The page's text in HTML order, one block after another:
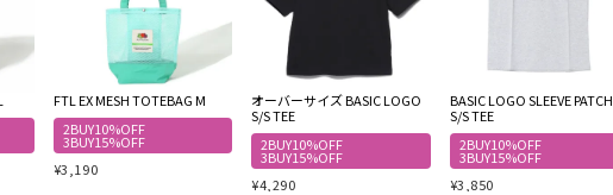
FTL EX MESH TOTEBAG M
2BUY10%OFF
3BUY15%OFF
¥3,190
オーバーサイズ BASIC LOGO
S/S TEE
2BUY10%OFF
3BUY15%OFF
¥4,290
BASIC LOGO SLEEVE PATCH
S/S TEE
2BUY10%OFF
3BUY15%OFF
¥3,850